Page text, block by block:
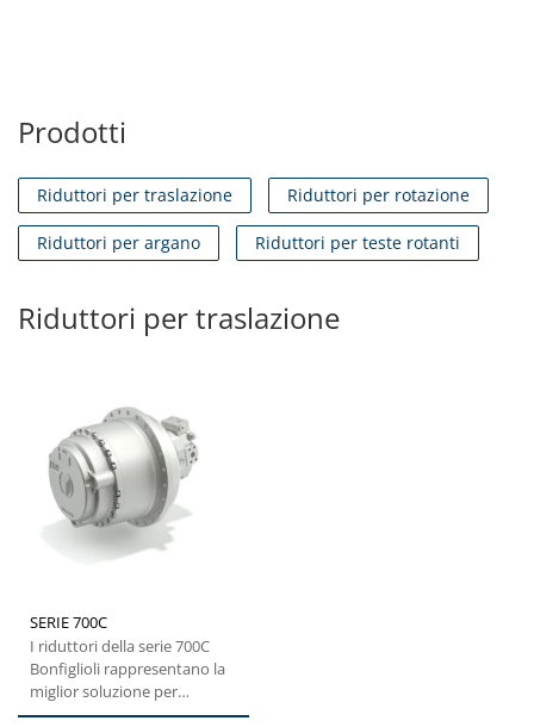
Prodotti
Riduttori per traslazione Riduttori per rotazione
Riduttori per argano Riduttori per teste rotanti
Riduttori per traslazione
SERIE 700C
I riduttori della serie 700C
Bonfiglioli rappresentano la
miglior soluzione per
qualsiasi macchina